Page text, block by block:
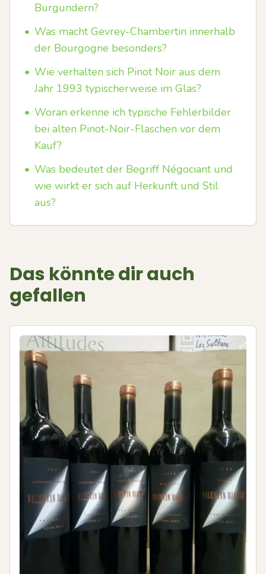
Burgundern?
• Was macht Gevrey-Chambertin innerhalb
der Bourgogne besonders?
• Wie verhalten sich Pinot Noir aus dem
Jahr 1993 typischerweise im Glas?
• Woran erkenne ich typische Fehlerbilder
bei alten Pinot-Noir-Flaschen vor dem
Kauf?
• Was bedeutet der Begriff Négociant und
wie wirkt er sich auf Herkunft und Stil
aus?
Das könnte dir auch
gefallen